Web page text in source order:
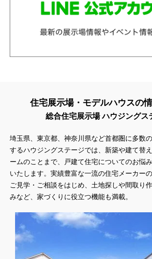
住宅展示場・モデルハウスの
総合住宅展示場 ハウジングス
埼玉県、東京都、神奈川県など首都圏に多数
するハウジングステージでは、新築や建て替
ームのことまで、戸建て住宅についてのお悩
いたします。実績豊富な一流の住宅メーカー
ご見学・ご相談をはじめ、土地探しや間取り
みなど、家づくりに役立つ機能も満載。